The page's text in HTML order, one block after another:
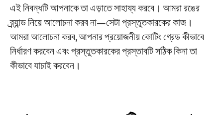
কোটিংটি সঠিকভাবে করা হয়েছে কিনা তা যাচাই করার উপায়:
ক্রয়ের জন্য একটি পাঁচ-ধাপের গ্রহণযোগ্যতা চেকলিস্ট
ধাপ ১: পৃষ্ঠতল প্রস্তুতি পরিদর্শন
এই নিবন্ধটি আপনাকে তা এড়াতে সাহায্য করবে। আমরা রঙের
ব্র্যান্ড নিয়ে আলোচনা করব না—সেটা প্রস্তুতকারকের কাজ।
আমরা আলোচনা করব, আপনার প্রয়োজনীয় কোটিং গ্রেড কীভাবে
নির্ধারণ করবেন এবং প্রস্তুতকারকের প্রস্তাবটি সঠিক কিনা তা
কীভাবে যাচাই করবেন।